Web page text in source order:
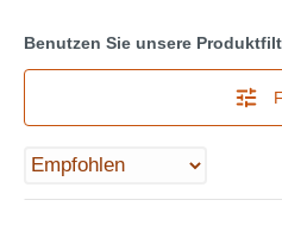
Benutzen Sie unsere